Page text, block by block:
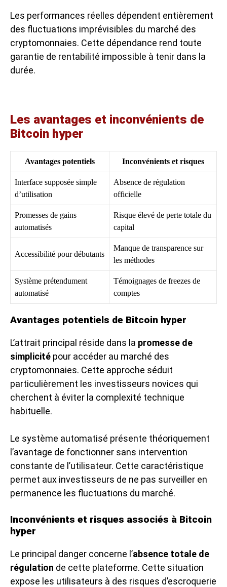
Les performances réelles dépendent entièrement
des fluctuations imprévisibles du marché des
cryptomonnaies. Cette dépendance rend toute
garantie de rentabilité impossible à tenir dans la
durée.
Les avantages et inconvénients de
Bitcoin hyper
Avantages potentiels Inconvénients et risques
Interface supposée simple
d’utilisation
Absence de régulation
officielle
Promesses de gains
automatisés
Risque élevé de perte totale du
capital
Accessibilité pour débutants
Manque de transparence sur
les méthodes
Système prétendument
automatisé
Témoignages de freezes de
comptes
Avantages potentiels de Bitcoin hyper
L’attrait principal réside dans la promesse de
simplicité pour accéder au marché des
cryptomonnaies. Cette approche séduit
particulièrement les investisseurs novices qui
cherchent à éviter la complexité technique
habituelle.
Le système automatisé présente théoriquement
l’avantage de fonctionner sans intervention
constante de l’utilisateur. Cette caractéristique
permet aux investisseurs de ne pas surveiller en
permanence les fluctuations du marché.
Inconvénients et risques associés à Bitcoin
hyper
Le principal danger concerne l’absence totale de
régulation de cette plateforme. Cette situation
expose les utilisateurs à des risques d’escroquerie